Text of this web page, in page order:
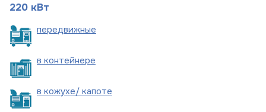
220 кВт
передвижные
в контейнере
в кожухе/ капоте